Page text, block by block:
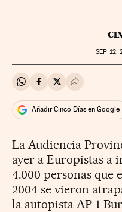
SEP 12,
Compartir en Whatsapp
Compartir en
Compartir en
Desplegar
Añadir Cinco Días en Google
La Audiencia
ayer a Europistas a
4.000 personas que
2004 se vieron
la autopista AP-1